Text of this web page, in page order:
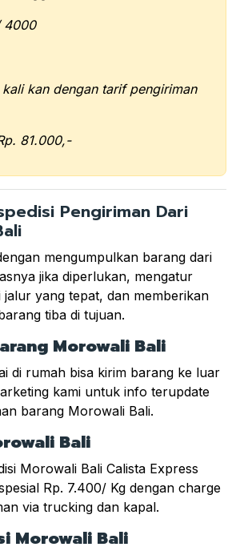
4000
kan dengan tarif pengiriman
81.000,-
Pengiriman Dari
mengumpulkan barang dari
jika diperlukan, mengatur
jalur yang tepat, dan memberikan
tiba di tujuan.
Morowali Bali
di rumah bisa kirim barang ke luar
kami untuk info terupdate
barang Morowali Bali.
Bali
Morowali Bali Calista Express
Rp. 7.400/ Kg dengan charge
via trucking dan kapal.
Morowali Bali